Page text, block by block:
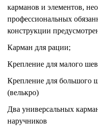
карманов и элементов,
профессиональных
конструкции
Карман для рации;
Крепление для малого
Крепление для большого
(велькро)
Два универсальных
наручников